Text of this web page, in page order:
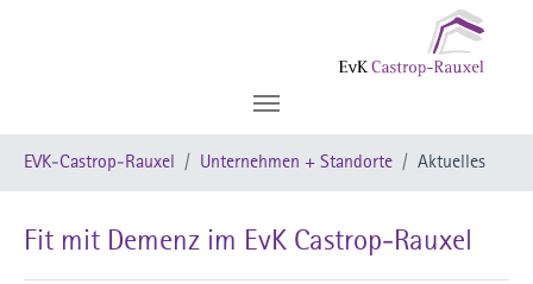
EVK-Castrop-Rauxel Unternehmen + Standorte Aktuelles
Fit mit Demenz im EvK Castrop-Rauxel